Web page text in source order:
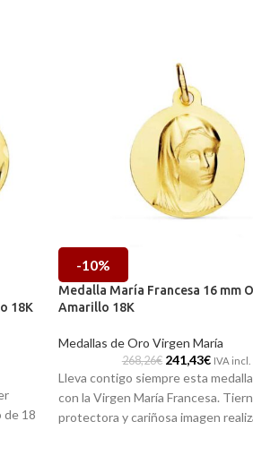
18K
de 18
-10%
Medalla María Francesa 16 mm
Amarillo 18K
Medallas de Oro Virgen María
268,26€ 241,43€ IVA incl.
Lleva contigo siempre esta
con la Virgen María Francesa.
protectora y cariñosa imagen